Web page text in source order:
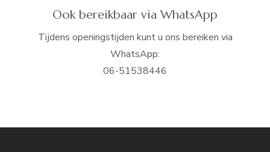
Ook bereikbaar via WhatsApp
Tijdens openingstijden kunt u ons bereiken via
WhatsApp:
06-51538446